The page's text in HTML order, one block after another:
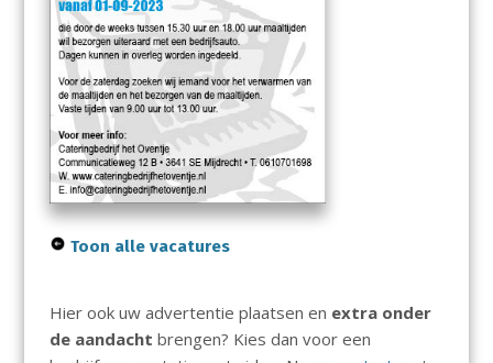
Toon alle vacatures
Hier ook uw advertentie plaatsen en extra onder
de aandacht brengen? Kies dan voor een